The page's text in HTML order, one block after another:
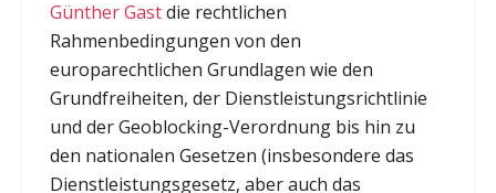
Günther Gastdie rechtlichen
Rahmenbedingungen von den
europarechtlichen Grundlagen wie den
Grundfreiheiten, der Dienstleistungsrichtlinie
und der Geoblocking-Verordnung bis hin zu
den nationalen Gesetzen (insbesondere das
Dienstleistungsgesetz, aber auch das